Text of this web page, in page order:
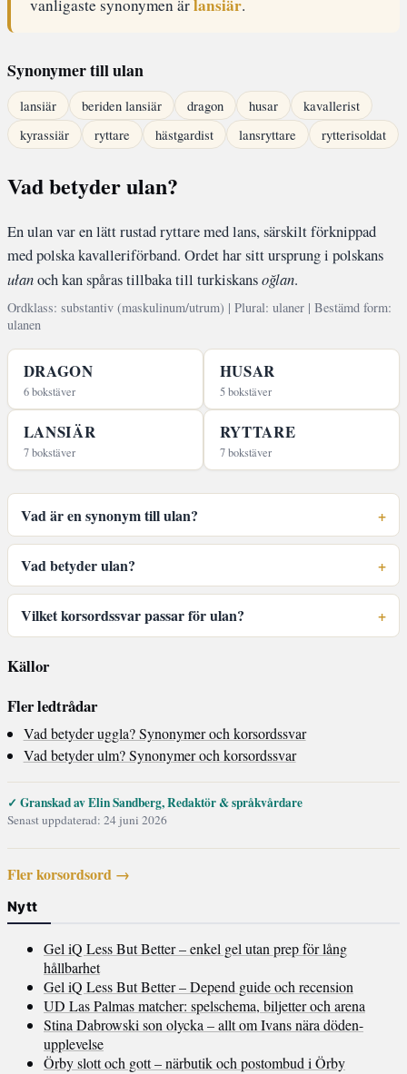
vanligaste synonymen ärlansiär.
Synonymer till ulan
lansiär beriden lansiär dragon husar
kavallerist
kyrassiär
ryttare hästgardist lansryttare rytterisoldat
Vad betyder ulan?
En ulan var en lätt rustad ryttare med lans, särskilt förknippad
med polska kavalleriförband. Ordet har sitt ursprung i polskans
ułanoch kan spåras tillbaka till turkiskansoğlan.
Ordklass: substantiv (maskulinum/utrum) | Plural: ulaner | Bestämd form:
ulanen
DRAGON
6 bokstäver
HUSAR
5 bokstäver
LANSIÄR
7 bokstäver
RYTTARE
7 bokstäver
Vad är en synonym till ulan?
Vad betyder ulan?
Vilket korsordssvar passar för ulan?
Källor
Fler ledtrådar
Vad betyder uggla? Synonymer och korsordssvar
Vad betyder ulm? Synonymer och korsordssvar
✓ Granskad av Elin Sandberg, Redaktör & språkvårdare
Senast uppdaterad: 24 juni 2026
Fler korsordsord →
Nytt
Gel iQ Less But Better – enkel gel utan prep för lång
hållbarhet
Gel iQ Less But Better – Depend guide och recension
UD Las Palmas matcher: spelschema, biljetter och arena
Stina Dabrowski son olycka – allt om Ivans nära döden-
upplevelse
Örby slott och gott – närbutik och postombud i Örby